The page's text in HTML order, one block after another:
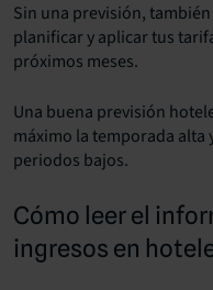
Sin una previsión,
planificar y aplicar tus
próximos meses.
Una buena previsión
máximo la temporada alta
periodos bajos.
Cómo leer el
ingresos en